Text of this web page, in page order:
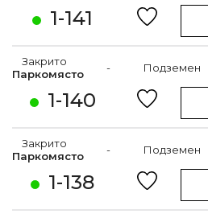
1-141
1-140
Закрито
Паркомясто
- Подземен
1-138
Закрито
Паркомясто
- Подземен